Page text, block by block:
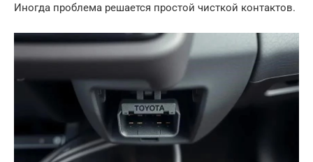
Иногда проблема решается простой чисткой контактов.